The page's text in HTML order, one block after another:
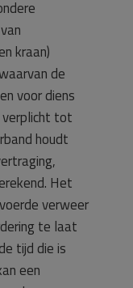
kraan)
de
voor diens
verplicht tot
houdt
Het
verweer
te laat
tijd die is
een